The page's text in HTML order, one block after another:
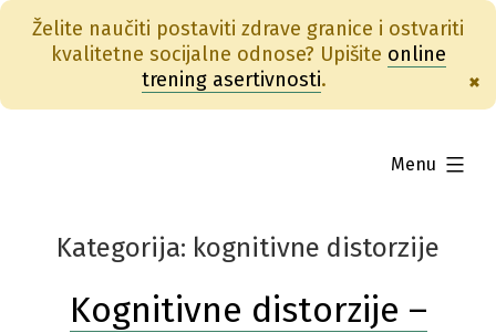
Želite naučiti postaviti zdrave granice i ostvariti
kvalitetne socijalne odnose? Upišite online
trening asertivnosti. ×
Menu
expanded
kognitivne distorzije
Kognitivne distorzije –